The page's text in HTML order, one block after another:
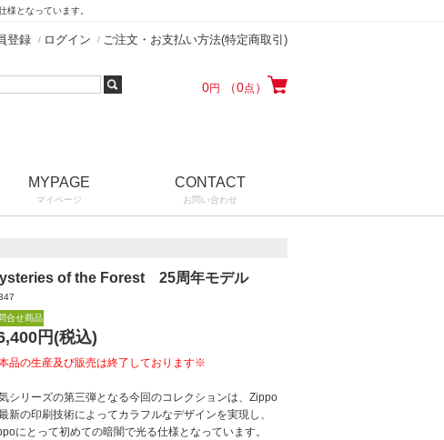
となっています。
登録 ログイン ご注文・お支払い方法(特定商取引)
0円 （0点 ）
MYPAGE
マイページ
CONTACT
お問い合わせ
of the Forest 25周年モデル
合せ商品
円(税込)
品の生産及び販売は終了しております※
シリーズの第三弾となる今回のコレクションは、Zippo
新の印刷技術によってカラフルなデザインを実現し、
にとって初めての暗闇で光る仕様となっています。